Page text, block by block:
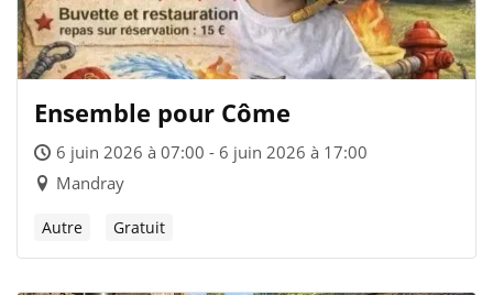
Ensemble pour Côme
6 juin 2026 à 07:00 - 6 juin 2026 à 17:00
Mandray
Autre Gratuit